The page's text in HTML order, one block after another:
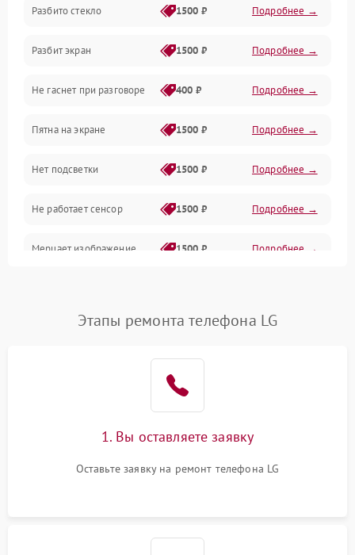
Камеры
Проблемы с дисплеем и сенсором
Зарядка
Проблемы с питанием, зарядкой и аккумулятором
Проблемы с работой системы, корпусом и другие
Разбито стекло 1500 ₽ Подробнее →
Разбит экран 1500 ₽ Подробнее →
Не гаснет при разговоре 400 ₽ Подробнее →
Пятна на экране 1500 ₽ Подробнее →
Нет подсветки 1500 ₽ Подробнее →
Не работает сенсор 1500 ₽ Подробнее →
Мерцает изображение 1500 ₽ Подробнее →
Не работает Face ID 4000 ₽ Подробнее →
Этапы ремонта телефона LG
1. Вы оставляете заявку
Оставьте заявку на ремонт телефона LG